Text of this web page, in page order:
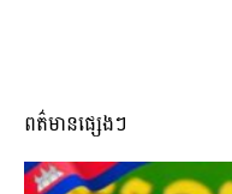
ពត៌មានផ្សេងៗ